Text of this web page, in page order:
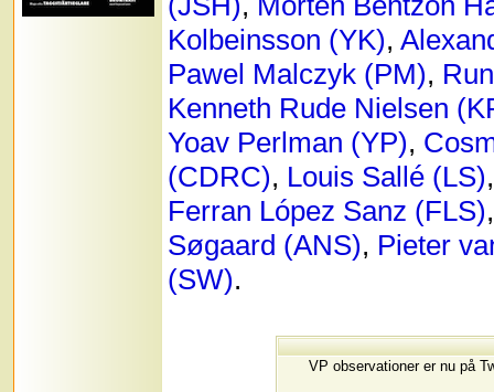
Kolbeinsson (YK),
Pawel Malczyk (PM),
Kenneth Rude Nielsen
Yoav Perlman (YP),
(CDRC), Louis Sallé (LS)
Ferran López Sanz (FLS)
Søgaard (ANS), Pieter
(SW).
VP observationer er nu på